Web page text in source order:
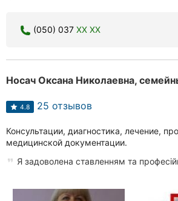
Запорожье
(050) 037 XX XX
Носач Оксана Николаевна,
4.8 25 отзывов
Консультации, диагностика, лечение,
медицинской документации.
Я задоволена ставленням та